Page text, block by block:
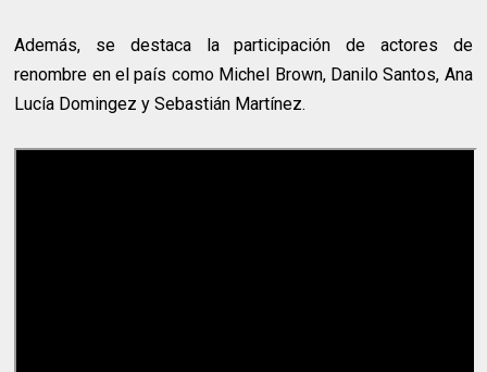
Además, se destaca la participación de actores de
renombre en el país como Michel Brown, Danilo Santos, Ana
Lucía Domingez y Sebastián Martínez.